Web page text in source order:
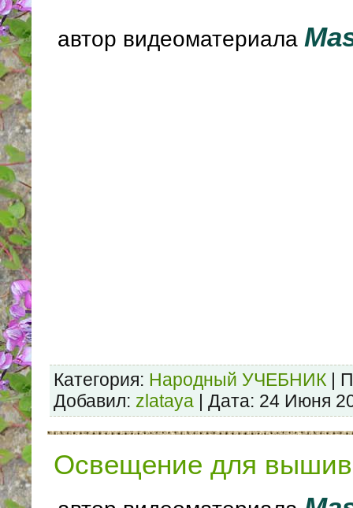
автор видеоматериала
Категория: Народный УЧЕБНИК |
Добавил: zlataya | Дата: 24 Июня
Освещение для